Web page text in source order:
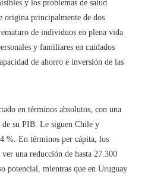
y los problemas de salud
origina principalmente de dos
de individuos en plena vida
y familiares en cuidados
de ahorro e inversión de las
en términos absolutos, con una
su PIB. Le siguen Chile y
%. En términos per cápita, los
una reducción de hasta 27.300
potencial, mientras que en Uruguay